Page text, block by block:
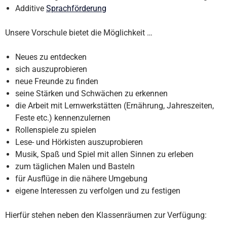
Additive Sprachförderung
Unsere Vorschule bietet die Möglichkeit …
Neues zu entdecken
sich auszuprobieren
neue Freunde zu finden
seine Stärken und Schwächen zu erkennen
die Arbeit mit Lernwerkstätten (Ernährung, Jahreszeiten,
Feste etc.) kennenzulernen
Rollenspiele zu spielen
Lese- und Hörkisten auszuprobieren
Musik, Spaß und Spiel mit allen Sinnen zu erleben
zum täglichen Malen und Basteln
für Ausflüge in die nähere Umgebung
eigene Interessen zu verfolgen und zu festigen
Hierfür stehen neben den Klassenräumen zur Verfügung: